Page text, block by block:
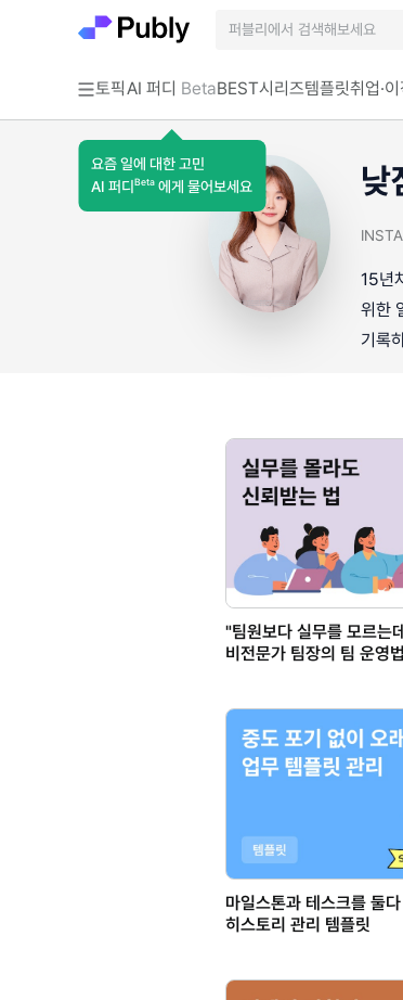
토픽AI 퍼디 Beta
요즘 일에 대한 고민
AI 퍼디 Beta 에게 물어보세요
BEST시리즈템플릿취업·
낮
15년
위한
기록
"팀원보다 실무를 모르는
비전문가 팀장의 팀 운영법
마일스톤과 테스크를 둘
히스토리 관리 템플릿